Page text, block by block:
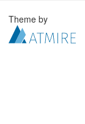
Theme by